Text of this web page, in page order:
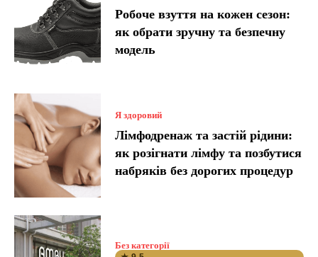
Робоче взуття на кожен сезон:
як обрати зручну та безпечну
модель
Я здоровий
Лімфодренаж та застій рідини:
як розігнати лімфу та позбутися
набряків без дорогих процедур
Без категорії